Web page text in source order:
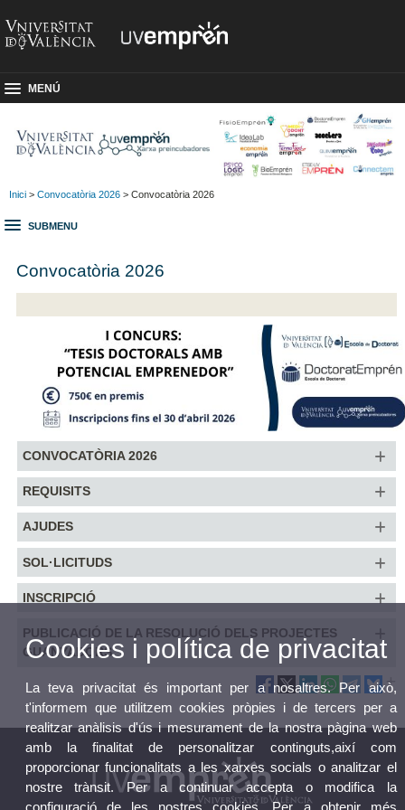
MENÚ
Inici > Convocatòria 2026 > Convocatòria 2026
SUBMENU
Convocatòria 2026
CONVOCATÒRIA 2026
REQUISITS
AJUDES
SOL·LICITUDS
INSCRIPCIÓ
PUBLICACIÓ DE LA RESOLUCIÓ DELS PROJECTES
GUANYADORS
Cookies i política de privacitat
La teva privacitat és important per a nosaltres. Per això,
t'informem que utilitzem cookies pròpies i de tercers per a
realitzar anàlisis d'ús i mesurament de la nostra pàgina web
amb la finalitat de personalitzar continguts,així com
proporcionar funcionalitats a les xarxes socials o analitzar el
nostre trànsit. Per a continuar accepta o modifica la